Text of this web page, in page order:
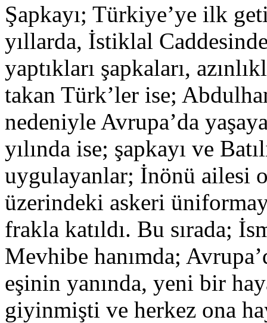
Şapkayı; Türkiye’ye ilk
yıllarda, İstiklal
yaptıkları şapkaları,
takan Türk’ler ise;
nedeniyle Avrupa’da
yılında ise; şapkayı ve
uygulayanlar; İnönü ailesi
üzerindeki askeri
frakla katıldı. Bu sırada;
Mevhibe hanımda;
eşinin yanında, yeni bir
giyinmişti ve herkez ona